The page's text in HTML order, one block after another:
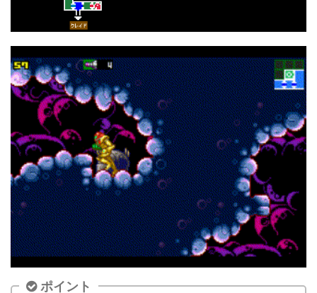
ポイント